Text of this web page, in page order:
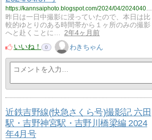
https://kannsaiphoto.blogspot.com/2024/04/20240407.html
昨日は一日中撮影に浸っていたので、本日は比
較的ゆとりのある時間帯から１ヶ所のみの撮影
へと赴くことに…
2年4ヶ月前
いいね！
0 わきちゃん
近鉄吉野線(快急さくら号)撮影記 六田
駅・吉野神宮駅・吉野川橋梁編 2024
年4月号